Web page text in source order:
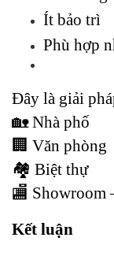
Ít bảo trì
Phù hợp
Đây là giải
🏡 Nhà phố
🏢 Văn phòng
🏘️ Biệt thự
🏬 Showroom
Kết luận